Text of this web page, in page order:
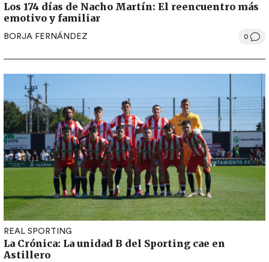
Los 174 días de Nacho Martín: El reencuentro más
emotivo y familiar
BORJA FERNÁNDEZ 0
REAL SPORTING
La Crónica: La unidad B del Sporting cae en
Astillero